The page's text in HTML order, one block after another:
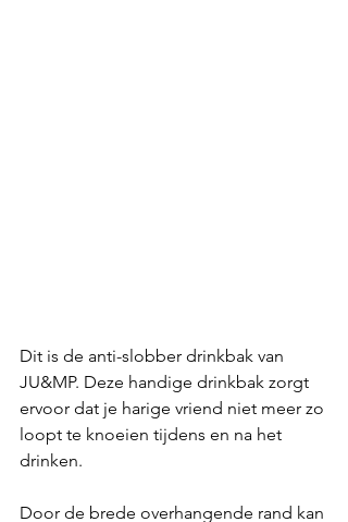
Dit is de anti-slobber drinkbak van
JU&MP. Deze handige drinkbak zorgt
ervoor dat je harige vriend niet meer zo
loopt te knoeien tijdens en na het
drinken.
Door de brede overhangende rand kan